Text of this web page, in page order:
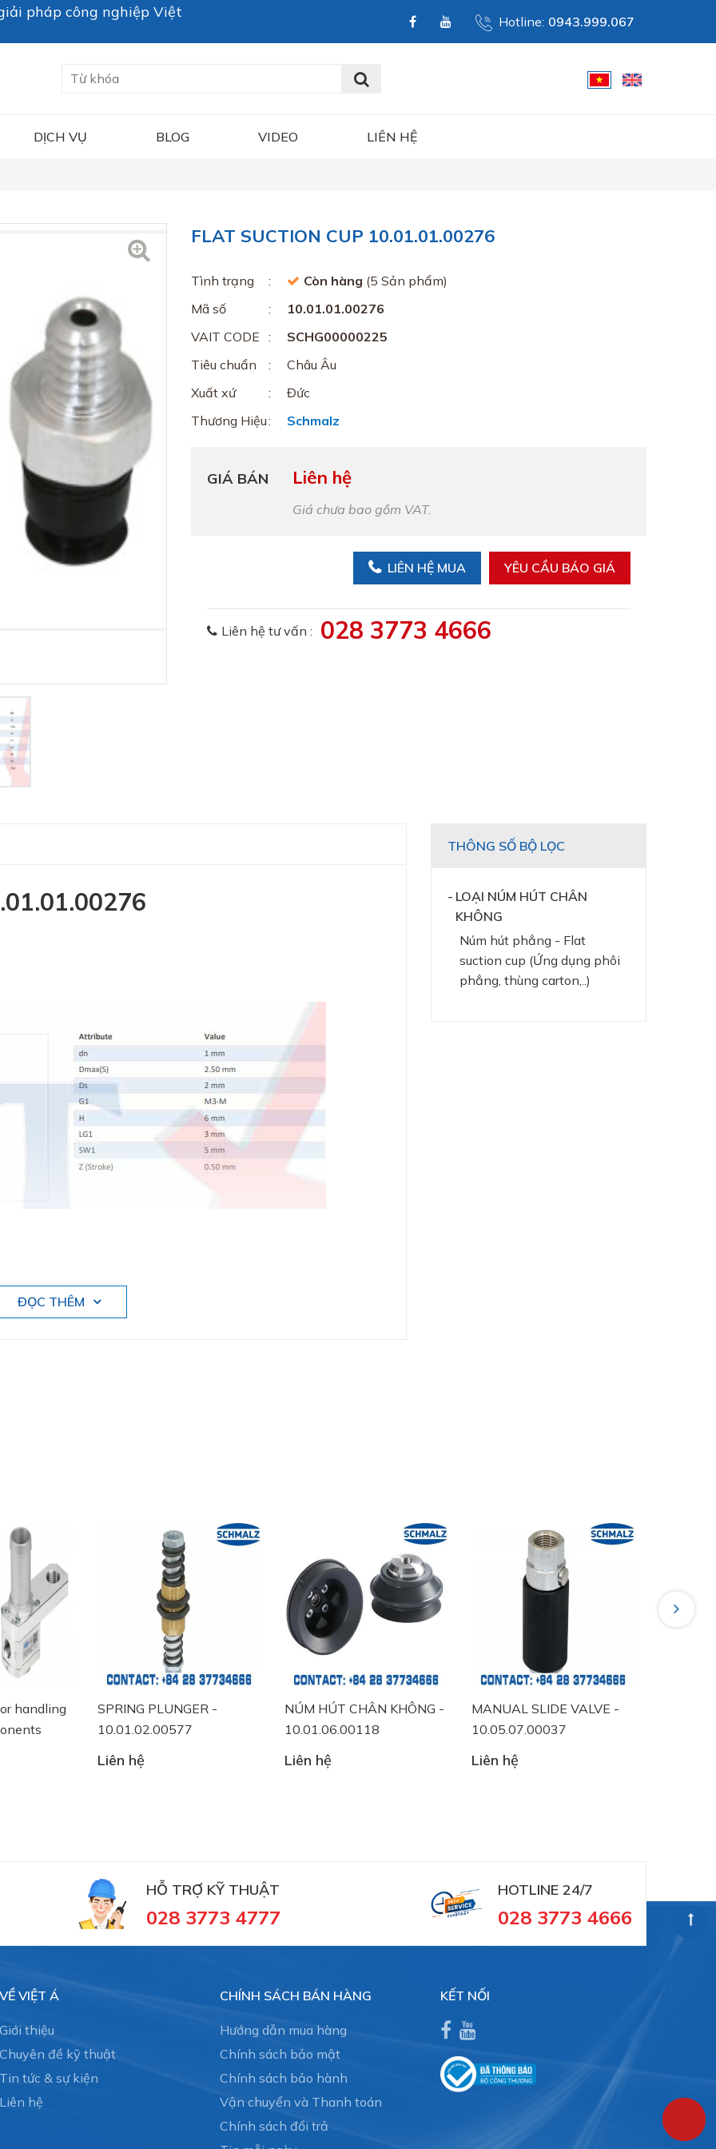
pháp công nghiệp Việt
Hotline: 0943.999.067
DỊCH VỤ BLOG VIDEO LIÊN HỆ
FLAT SUCTION CUP 10.01.01.00276
Tình trạng Còn hàng (5 Sản phẩm)
Mã số
10.01.01.00276
VAIT CODE
SCHG00000225
Tiêu chuẩn
Châu Âu
Xuất xứ
Đức
Thương Hiệu
Schmalz
GIÁ BÁN Liên hệ
Giá chưa bao gồm VAT.
LIÊN HỆ MUA YÊU CẦU BÁO GIÁ
Liên hệ tư vấn : 028 3773 4666
surfaces
M3-M#10.01.01.00276
ĐỌC THÊM
THÔNG SỐ BỘ LỌC
LOẠI NÚM HÚT CHÂN
KHÔNG
Núm hút phẳng - Flat
suction cup (Ứng dụng phôi
phẳng, thùng carton,..)
handling
SPRING PLUNGER -
10.01.02.00577
Liên hệ
NÚM HÚT CHÂN KHÔNG -
10.01.06.00118
Liên hệ
MANUAL SLIDE VALVE -
10.05.07.00037
Liên hệ
Next
HỖ TRỢ KỸ THUẬT
028 3773 4777
HOTLINE 24/7
028 3773 4666
VỀ VIỆT Á
Giới thiệu
Chuyên đề kỹ thuật
Tin tức & sự kiện
Liên hệ
CHÍNH SÁCH BÁN HÀNG
Hướng dẫn mua hàng
Chính sách bảo mật
Chính sách bảo hành
Vận chuyển và Thanh toán
Chính sách đổi trả
KẾT NỐI